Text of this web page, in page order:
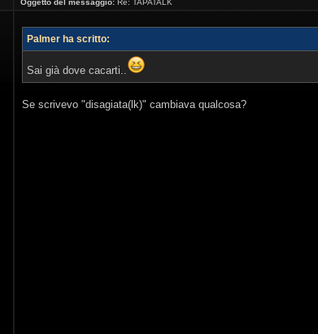
Oggetto del messaggio: Re: TAPATALK
Palmer ha scritto:
Sai già dove cacarti..
Se scrivevo "disagiata(lk)" cambiava qualcosa?